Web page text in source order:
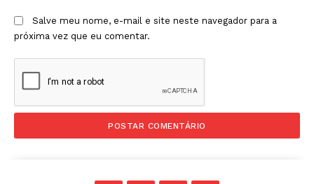
Salve meu nome, e-mail e site neste navegador para a
próxima vez que eu comentar.